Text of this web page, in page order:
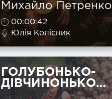
Михайло Петренко
00:00:42
Юлія Колісник
ГОЛУБОНЬКО-
ДІВЧИНОНЬКО…